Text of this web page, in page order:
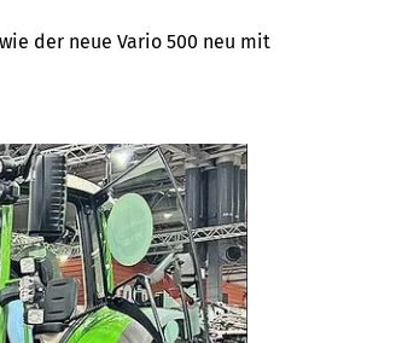
der neue Vario 500 neu mit